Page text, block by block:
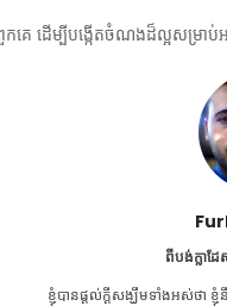
គេ ដើម្បីបង្កើតចំណងដ៏ល្អសម្រាប់
ពីប្រទេ
CKD គឺ​ជា​ស្ថានភាព​ពេញ​មួយ​ជីវិ